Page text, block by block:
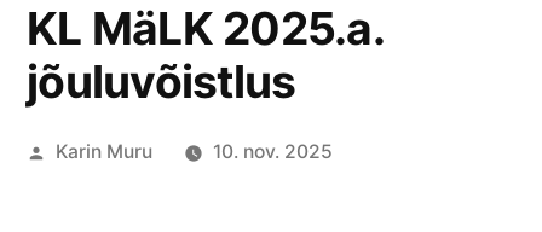
KL MäLK 2025.a.
jõuluvõistlus
Posted
Karin Muru 10. nov. 2025